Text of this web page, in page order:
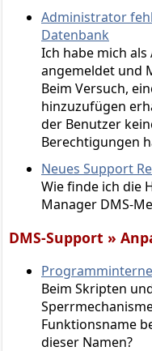
Administrator
Datenbank
Ich habe mich
angemeldet und
Beim Versuch,
hinzuzufügen
der Benutzer
Berechtigungen
Neues Support
Wie finde ich die
Manager DMS-
DMS-Support »
Beim Skripten
Funktionsname
dieser Namen?